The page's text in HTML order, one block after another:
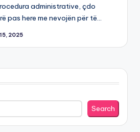
administrative, çdo
pas here me nevojën për të…
2025
Search